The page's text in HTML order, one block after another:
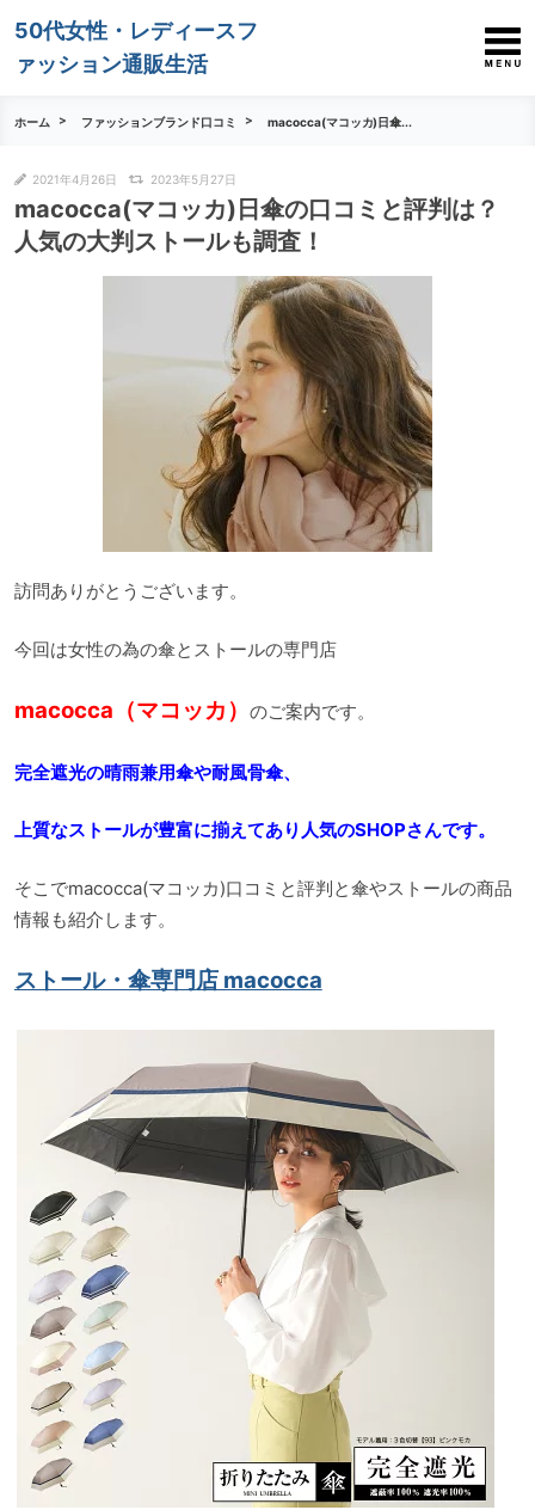
50代女性・レディースフ
ァッション通販生活
ホーム ファッションブランド口コミ macocca(マコッカ)日傘...
2021年4月26日 2023年5月27日
macocca(マコッカ)日傘の口コミと評判は？
人気の大判ストールも調査！
訪問ありがとうございます。
今回は女性の為の傘とストールの専門店
macocca（マコッカ） のご案内です。
完全遮光の晴雨兼用傘や耐風骨傘、
上質なストールが豊富に揃えてあり人気のSHOPさんです。
そこでmacocca(マコッカ)口コミと評判と傘やストールの商品
情報も紹介します。
ストール・傘専門店 macocca